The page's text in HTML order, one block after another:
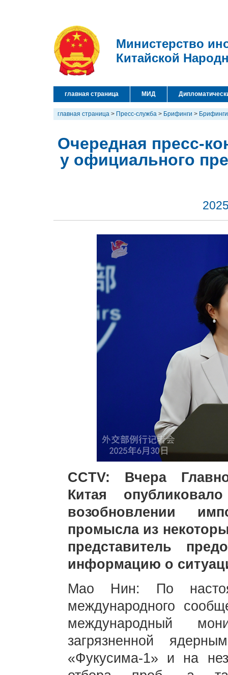
Министерство
Китайской
главная страница МИД
главная страница > Пресс-служба > Брифинги > Брифинги
Очередная пресс-
у официального
CCTV: Вчера
Китая
возобновлении
промысла из
представитель
информацию о
Мао Нин: По
международного
международный
загрязненной
«Фукусима-1» и на